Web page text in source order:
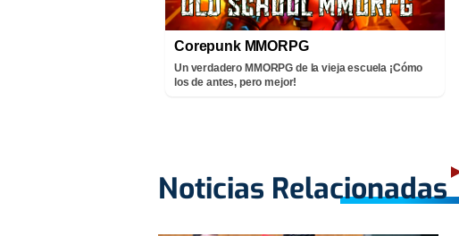
Corepunk MMORPG
Un verdadero MMORPG de la vieja escuela ¡Cómo
los de antes, pero mejor!
Noticias Relacionadas